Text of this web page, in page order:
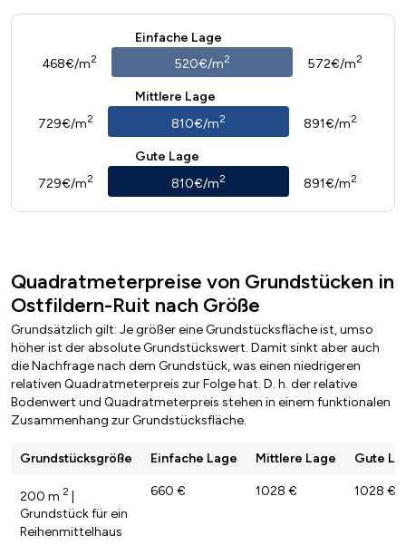
Einfache Lage
468€/m2 520€/m2 572€/m2
Mittlere Lage
729€/m2 810€/m2 891€/m2
Gute Lage
729€/m2 810€/m2 891€/m2
Quadratmeterpreise von Grundstücken in
Ostfildern-Ruit nach Größe
Grundsätzlich gilt: Je größer eine Grundstücksfläche ist, umso
höher ist der absolute Grundstückswert. Damit sinkt aber auch
die Nachfrage nach dem Grundstück, was einen niedrigeren
relativen Quadratmeterpreis zur Folge hat. D. h. der relative
Bodenwert und Quadratmeterpreis stehen in einem funktionalen
Zusammenhang zur Grundstücksfläche.
Grundstücksgröße Einfache Lage Mittlere Lage Gute
200 m 2 |
Grundstück für ein
Reihenmittelhaus
660 € 1028 € 1028 €